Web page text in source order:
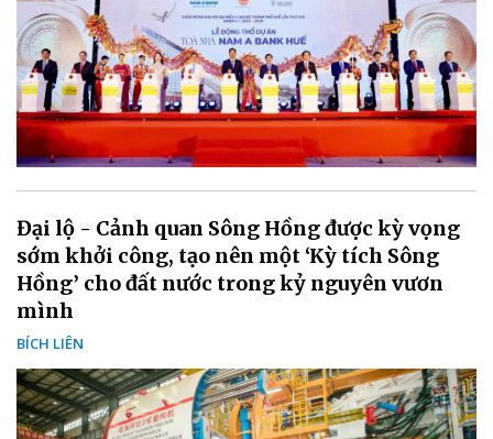
Đại lộ - Cảnh quan Sông Hồng được kỳ vọng
sớm khởi công, tạo nên một ‘Kỳ tích Sông
Hồng’ cho đất nước trong kỷ nguyên vươn
mình
BÍCH LIÊN